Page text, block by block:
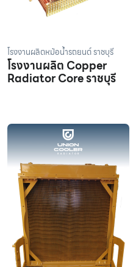
โรงงานผลิตหม้อน้ำรถยนต์ ราชบุรี
โรงงานผลิต Copper
Radiator Core ราชบุรี